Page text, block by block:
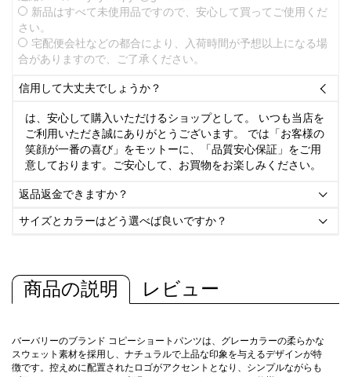
新品はすべて未使用品ですので、安心して買ってご使用くだ
さい。
宅配便会社などの都合により、入荷時間が予想以上になる場
合がありますので、ご了承ください。
信用して大丈夫でしょうか？ 
は、安心して購入いただけるショップとして。 いつも当店を
ご利用いただき誠にありがとうございます。 では「お客様の
笑顔が一番の喜び」をモットーに、「品質安心保証」をご用
意しております。ご安心して、お買物をお楽しみください。
返品返金できますか？ 
サイズとカラーはどう選べば良いですか？ 
商品の説明 レビュー
バーバリーのブランド コピーショートパンツは、グレーカラーの柔らかな
スウェット素材を採用し、ナチュラルで上品な印象を与えるデザインが特
徴です。控えめに配置されたロゴがアクセントとなり、シンプルながらも